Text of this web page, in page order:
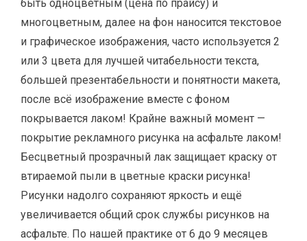
быть одноцветным (цена по прайсу) и
многоцветным, далее на фон наносится текстовое
и графическое изображения, часто используется 2
или 3 цвета для лучшей читабельности текста,
большей презентабельности и понятности макета,
после всё изображение вместе с фоном
покрывается лаком! Крайне важный момент —
покрытие рекламного рисунка на асфальте лаком!
Бесцветный прозрачный лак защищает краску от
втираемой пыли в цветные краски рисунка!
Рисунки надолго сохраняют яркость и ещё
увеличивается общий срок службы рисунков на
асфальте. По нашей практике от 6 до 9 месяцев